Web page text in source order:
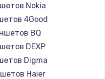
диска
Nokia
4Good
BQ
DEXP
Digma
Haier